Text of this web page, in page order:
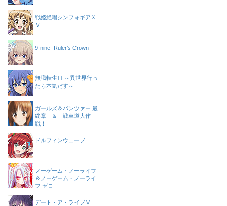
戦姫絶唱シンフォギアＸ
Ｖ
9-nine- Ruler’s Crown
無職転生Ⅲ ～異世界行っ
たら本気だす～
ガールズ＆パンツァー 最
終章 ＆ 戦車道大作
戦！
ドルフィンウェーブ
ノーゲーム・ノーライフ
＆ノーゲーム・ノーライ
フ ゼロ
デート・ア・ライブⅤ